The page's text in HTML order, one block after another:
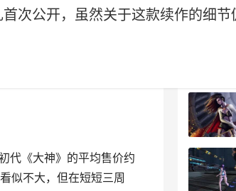
次公开，虽然关于这款续作的细节
代《大神》的平均售价约
似不大，但在短短三周